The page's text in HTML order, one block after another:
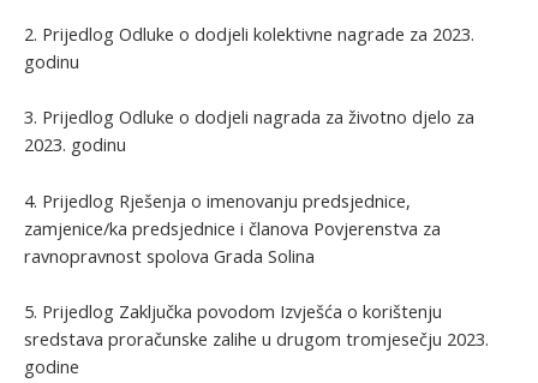
2. Prijedlog Odluke o dodjeli kolektivne nagrade za 2023.
godinu
3. Prijedlog Odluke o dodjeli nagrada za životno djelo za
2023. godinu
4. Prijedlog Rješenja o imenovanju predsjednice,
zamjenice/ka predsjednice i članova Povjerenstva za
ravnopravnost spolova Grada Solina
5. Prijedlog Zaključka povodom Izvješća o korištenju
sredstava proračunske zalihe u drugom tromjesečju 2023.
godine